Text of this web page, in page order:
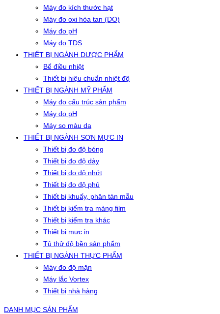
Máy đo kích thước hạt
Máy đo oxi hòa tan (DO)
Máy đo pH
Máy đo TDS
THIẾT BỊ NGÀNH DƯỢC PHẨM
Bể điều nhiệt
Thiết bị hiệu chuẩn nhiệt độ
THIẾT BỊ NGÀNH MỸ PHẨM
Máy đo cấu trúc sản phẩm
Máy đo pH
Máy so màu da
THIẾT BỊ NGÀNH SƠN MỰC IN
Thiết bị đo độ bóng
Thiết bị đo độ dày
Thiết bị đo độ nhớt
Thiết bị đo độ phủ
Thiết bị khuấy, phân tán mẫu
Thiết bị kiểm tra màng film
Thiết bị kiểm tra khác
Thiết bị mực in
Tủ thử độ bền sản phẩm
THIẾT BỊ NGÀNH THỰC PHẨM
Máy đo độ mặn
Máy lắc Vortex
Thiết bị nhà hàng
DANH MỤC SẢN PHẨM